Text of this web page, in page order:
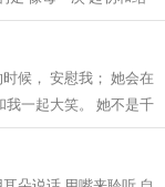
候， 安慰我； 她会在
我一起大笑。 她不是千